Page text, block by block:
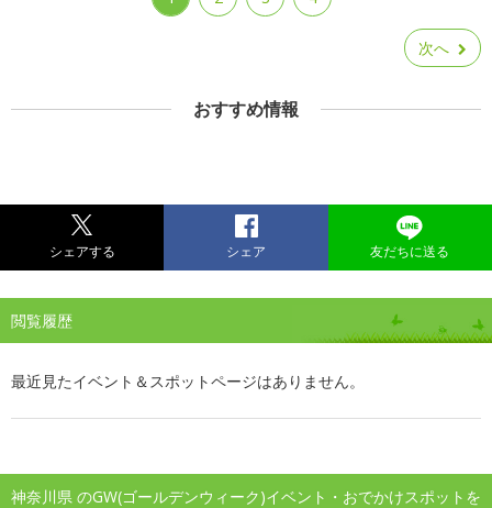
次へ
おすすめ情報
シェアする シェア 友だちに送る
閲覧履歴
最近見たイベント＆スポットページはありません。
神奈川県 のGW(ゴールデンウィーク)イベント・おでかけスポットを